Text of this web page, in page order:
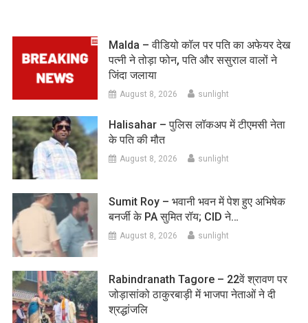
Malda – वीडियो कॉल पर पति का अफेयर देख
पत्नी ने तोड़ा फोन, पति और ससुराल वालों ने
जिंदा जलाया
August 8, 2026 sunlight
Halisahar – पुलिस लॉकअप में टीएमसी नेता
के पति की मौत
August 8, 2026 sunlight
Sumit Roy – भवानी भवन में पेश हुए अभिषेक
बनर्जी के PA सुमित रॉय; CID ने…
August 8, 2026 sunlight
Rabindranath Tagore – 22वें श्रावण पर
जोड़ासांको ठाकुरबाड़ी में भाजपा नेताओं ने दी
श्रद्धांजलि